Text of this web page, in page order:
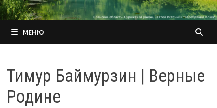
МЕНЮ
Тимур Баймурзин | Верные
Родине